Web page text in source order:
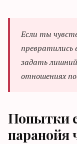
Если ты
превратились
задать
отношениях
Попытки
паранойя